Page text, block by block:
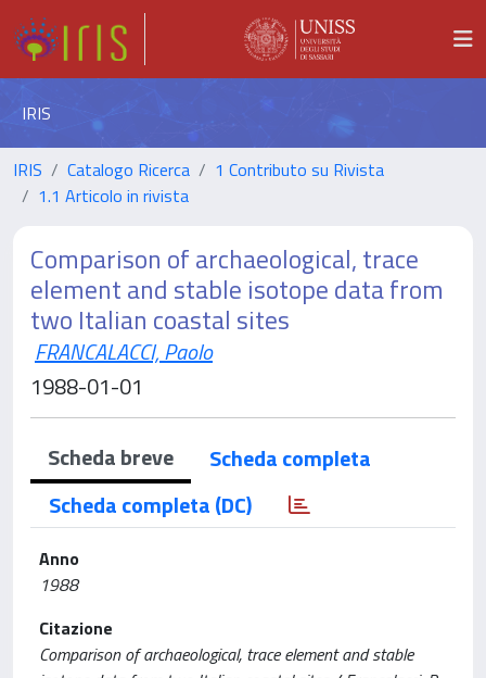
IRIS
IRIS Catalogo Ricerca
1 Contributo su Rivista
1.1 Articolo in rivista
Comparison of archaeological, trace
element and stable isotope data from
two Italian coastal sites
FRANCALACCI, Paolo
1988-01-01
Scheda breve
Scheda completa
Scheda completa (DC)
Anno
1988
Citazione
Comparison of archaeological, trace element and stable